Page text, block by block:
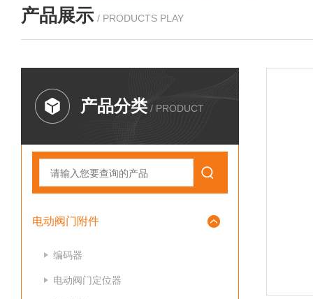
产品展示 / PRODUCTS PLAY
产品分类 / PRODUCT
电动阀门附件
编码器
电动阀门定位器